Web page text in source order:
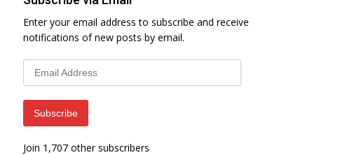
Enter your email address to subscribe and receive
notifications of new posts by email.
Email
Address
Subscribe
Join 1,707 other subscribers